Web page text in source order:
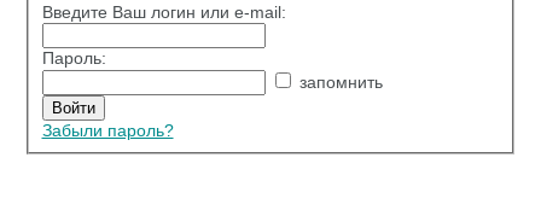
Введите Ваш логин или e-mail:
Пароль:
запомнить
Забыли пароль?